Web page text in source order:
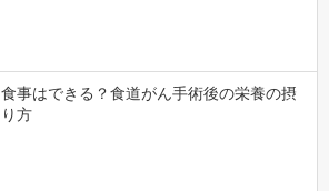
食事はできる？食道がん手術後の栄養の摂
り方